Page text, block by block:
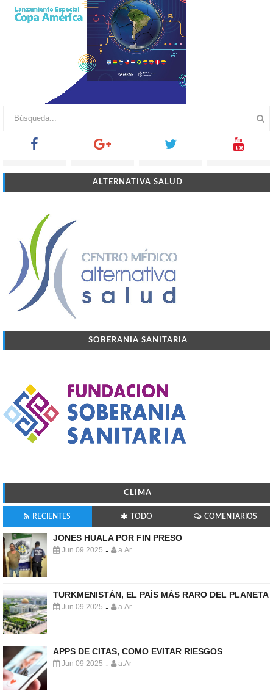
ALTERNATIVA SALUD
SOBERANIA SANITARIA
CLIMA
RECIENTES TODO COMENTARIOS
JONES HUALA POR FIN PRESO
Jun 09 2025 - a.Ar
TURKMENISTÁN, EL PAÍS MÁS RARO DEL PLANETA
Jun 09 2025 - a.Ar
APPS DE CITAS, COMO EVITAR RIESGOS
Jun 09 2025 - a.Ar